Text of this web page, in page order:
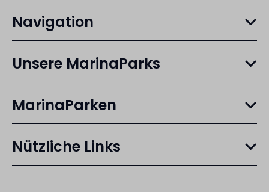
Navigation
Unsere MarinaParks
MarinaParken
Nützliche Links